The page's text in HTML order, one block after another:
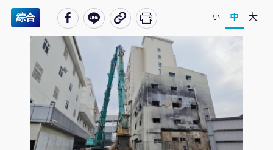
綜合 小 中 大